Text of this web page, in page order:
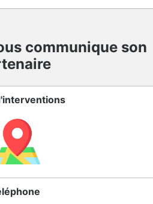
communique son